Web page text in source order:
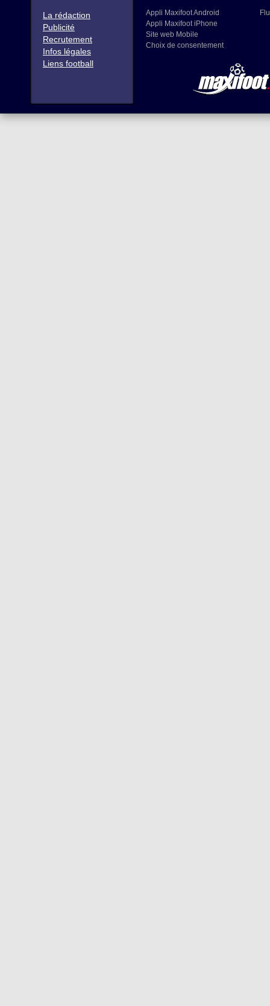
La rédaction
Publicité
Recrutement
Infos légales
Liens football
Appli Maxifoot Android
Appli Maxifoot iPhone
Site web Mobile
Choix de consentement